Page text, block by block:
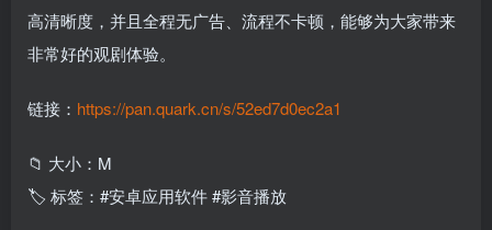
高清晰度，并且全程无广告、流程不卡顿，能够为大家带来
非常好的观剧体验。
链接： https://pan.quark.cn/s/52ed7d0ec2a1
📁 大小：M
🏷 标签：#安卓应用软件 #影音播放